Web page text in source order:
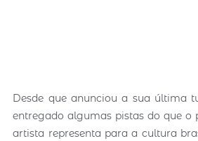
Desde que anunciou a sua última
entregado algumas pistas do que o
artista representa para a cultura